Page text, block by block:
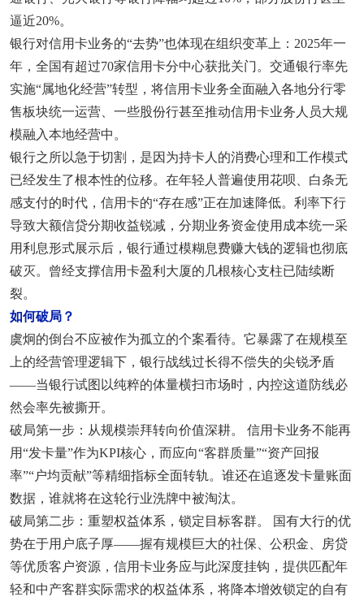
逼近20%。
银行对信用卡业务的“去势”也体现在组织变革上：2025年一
年，全国有超过70家信用卡分中心获批关门。交通银行率先
实施“属地化经营”转型，将信用卡业务全面融入各地分行零
售板块统一运营、一些股份行甚至推动信用卡业务人员大规
模融入本地经营中。
银行之所以急于切割，是因为持卡人的消费心理和工作模式
已经发生了根本性的位移。在年轻人普遍使用花呗、白条无
感支付的时代，信用卡的“存在感”正在加速降低。利率下行
导致大额信贷分期收益锐减，分期业务资金使用成本统一采
用利息形式展示后，银行通过模糊息费赚大钱的逻辑也彻底
破灭。曾经支撑信用卡盈利大厦的几根核心支柱已陆续断
裂。
如何破局？
虞炯的倒台不应被作为孤立的个案看待。它暴露了在规模至
上的经营管理逻辑下，银行战线过长得不偿失的尖锐矛盾
——当银行试图以纯粹的体量横扫市场时，内控这道防线必
然会率先被撕开。
破局第一步：从规模崇拜转向价值深耕。 信用卡业务不能再
用“发卡量”作为KPI核心，而应向“客群质量”“资产回报
率”“户均贡献”等精细指标全面转轨。谁还在追逐发卡量账面
数据，谁就将在这轮行业洗牌中被淘汰。
破局第二步：重塑权益体系，锁定目标客群。 国有大行的优
势在于用户底子厚——握有规模巨大的社保、公积金、房贷
等优质客户资源，信用卡业务应与此深度挂钩，提供匹配年
轻和中产客群实际需求的权益体系，将降本增效锁定的自有